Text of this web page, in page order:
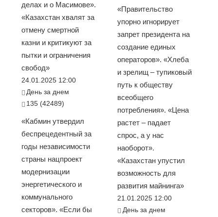
делах и о Масимове».
«Казахстан хвалят за
отмену смертной
казни и критикуют за
пытки и ограничения
свобод»
24.01.2025 12:00
День за днем
135 (42489)
«Кабмин утвердил
беспрецедентный за
годы независимости
страны нацпроект
модернизации
энергетического и
коммунального
секторов». «Если бы
«Правительство
упорно игнорирует
запрет президента на
создание единых
операторов». «Хлеба
и зрелищ – тупиковый
путь к обществу
всеобщего
потребления». «Цена
растет – падает
спрос, а у нас
наоборот».
«Казахстан упустил
возможность для
развития майнинга»
21.01.2025 12:00
День за днем